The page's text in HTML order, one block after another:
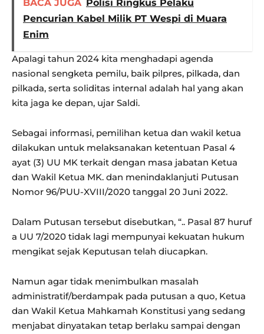
BACA JUGA
Polisi Ringkus Pelaku
Pencurian Kabel Milik PT Wespi di Muara
Enim
Apalagi tahun 2024 kita menghadapi agenda
nasional sengketa pemilu, baik pilpres, pilkada, dan
pilkada, serta soliditas internal adalah hal yang akan
kita jaga ke depan, ujar Saldi.
Sebagai informasi, pemilihan ketua dan wakil ketua
dilakukan untuk melaksanakan ketentuan Pasal 4
ayat (3) UU MK terkait dengan masa jabatan Ketua
dan Wakil Ketua MK. dan menindaklanjuti Putusan
Nomor 96/PUU-XVIII/2020 tanggal 20 Juni 2022.
Dalam Putusan tersebut disebutkan, “.. Pasal 87 huruf
a UU 7/2020 tidak lagi mempunyai kekuatan hukum
mengikat sejak Keputusan telah diucapkan.
Namun agar tidak menimbulkan masalah
administratif/berdampak pada putusan a quo, Ketua
dan Wakil Ketua Mahkamah Konstitusi yang sedang
menjabat dinyatakan tetap berlaku sampai dengan